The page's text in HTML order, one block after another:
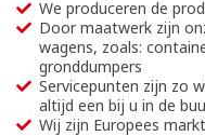
We produceren de
Door maatwerk zijn
wagens, zoals:
gronddumpers
Servicepunten zijn zo
altijd een bij u in de
Wij zijn Europees